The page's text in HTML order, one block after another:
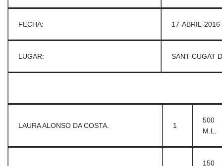
FECHA: 17-ABRIL-2016
LUGAR: SANT CUGAT
LAURA ALONSO DA COSTA. 1
500
M.L.
150